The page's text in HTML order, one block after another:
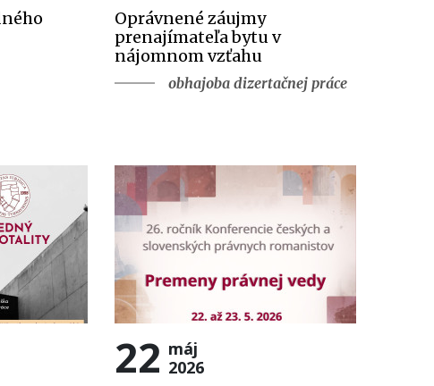
Oprávnené záujmy
prenajímateľa bytu v
nájomnom vzťahu
obhajoba dizertačnej práce
22 máj
2026